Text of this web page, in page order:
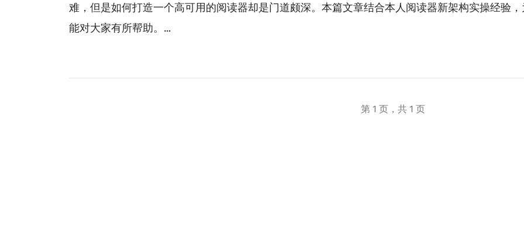
难，但是如何打造一个高可用的阅读器却是门道颇深。本篇文章结合本人阅读器新架构实操经验
能对大家有所帮助。…
第 1 页，共 1 页